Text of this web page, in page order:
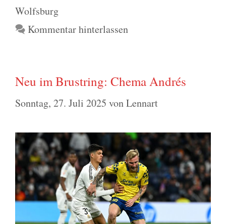
Wolfsburg
Kommentar hinterlassen
Neu im Brustring: Chema Andrés
Sonntag, 27. Juli 2025 vonLennart